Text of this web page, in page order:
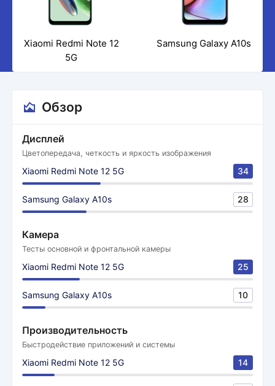
Xiaomi Redmi Note 12
5G
Samsung Galaxy A10s
Обзор
Дисплей
Цветопередача, четкость и яркость изображения
Xiaomi Redmi Note 12 5G 34
Samsung Galaxy A10s 28
Камера
Тесты основной и фронтальной камеры
Xiaomi Redmi Note 12 5G 25
Samsung Galaxy A10s 10
Производительность
Быстродействие приложений и системы
Xiaomi Redmi Note 12 5G 14